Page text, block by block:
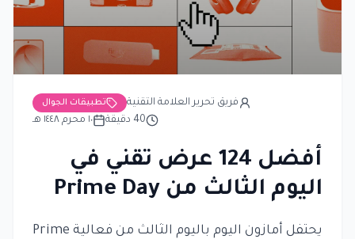
تطبيقات الجوال
فريق تحرير العلامة التقنية
١٠ محرم ١٤٤٨ هـ
40 دقيقة
أفضل 124 عرض تقني في
اليوم الثالث من Prime Day
يحتفل أمازون اليوم باليوم الثالث من فعالية Prime